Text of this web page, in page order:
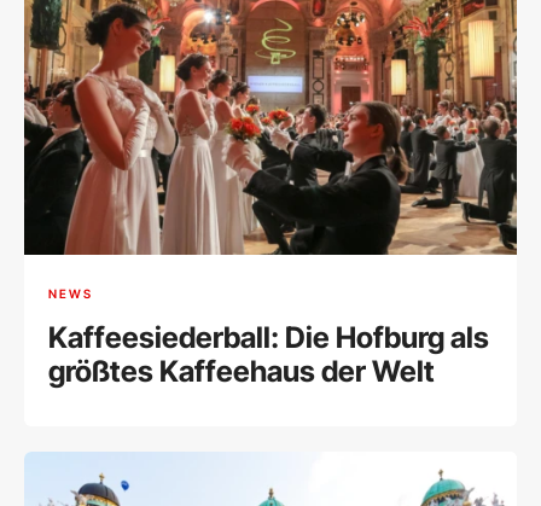
NEWS
Kaffeesiederball: Die Hofburg als
größtes Kaffeehaus der Welt